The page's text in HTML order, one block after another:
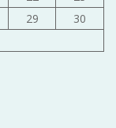
29
30